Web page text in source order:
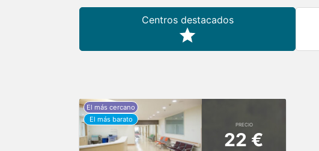
Centros destacados
PRECIO
22 €